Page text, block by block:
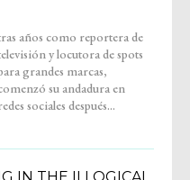
sociales después...